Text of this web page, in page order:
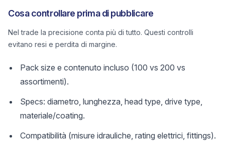
Cosa controllare prima di pubblicare
Nel trade la precisione conta più di tutto. Questi controlli
evitano resi e perdita di margine.
Pack size e contenuto incluso (100 vs 200 vs
assortimenti).
Specs: diametro, lunghezza, head type, drive type,
materiale/coating.
Compatibilità (misure idrauliche, rating elettrici, fittings).